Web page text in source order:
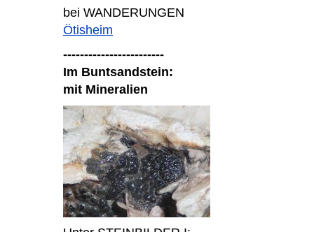
bei WANDERUNGEN
Ötisheim
------------------------
Im Buntsandstein:
mit Mineralien